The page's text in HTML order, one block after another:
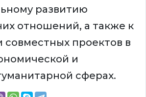
развитию
отношений, а также к
совместных проектов в
и
сферах.